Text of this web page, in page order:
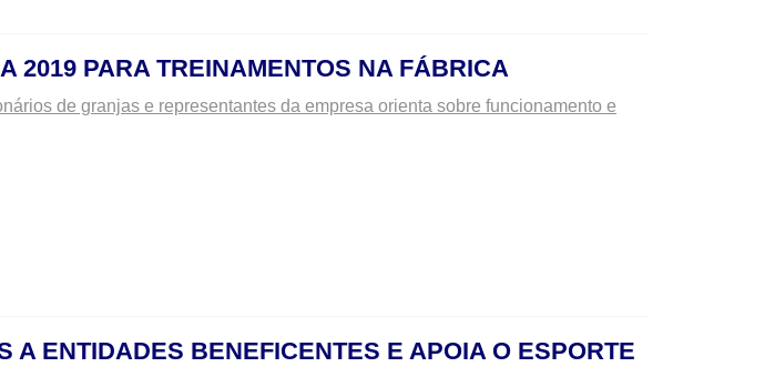
2019 PARA TREINAMENTOS NA FÁBRICA
de granjas e representantes da empresa orienta sobre funcionamento e
A ENTIDADES BENEFICENTES E APOIA O ESPORTE